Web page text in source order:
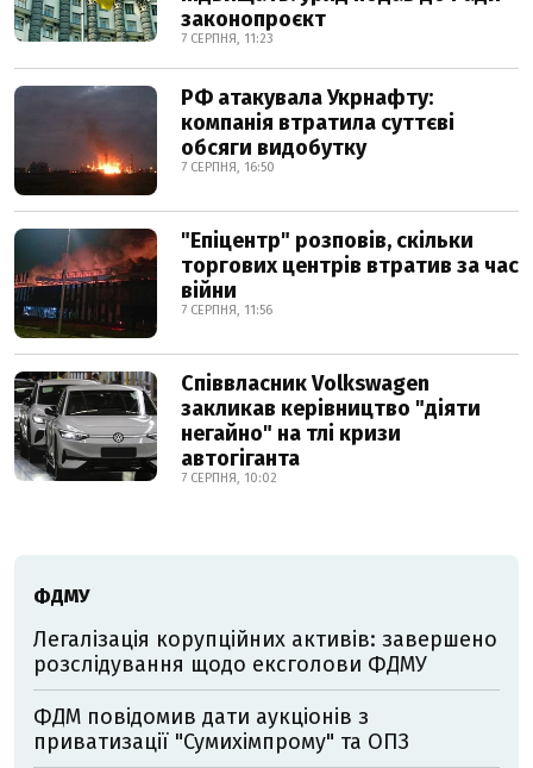
законопроєкт
7 СЕРПНЯ, 11:23
РФ атакувала Укрнафту:
компанія втратила суттєві
обсяги видобутку
7 СЕРПНЯ, 16:50
"Епіцентр" розповів, скільки
торгових центрів втратив за час
війни
7 СЕРПНЯ, 11:56
Співвласник Volkswagen
закликав керівництво "діяти
негайно" на тлі кризи
автогіганта
7 СЕРПНЯ, 10:02
ФДМУ
Легалізація корупційних активів: завершено
розслідування щодо ексголови ФДМУ
ФДМ повідомив дати аукціонів з
приватизації "Сумихімпрому" та ОПЗ